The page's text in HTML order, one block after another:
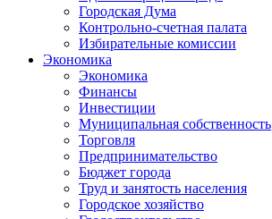
Городская Дума
Контрольно-счетная палата
Избирательные комиссии
Экономика
Экономика
Финансы
Инвестиции
Муниципальная собственность
Торговля
Предпринимательство
Бюджет города
Труд и занятость населения
Городское хозяйство